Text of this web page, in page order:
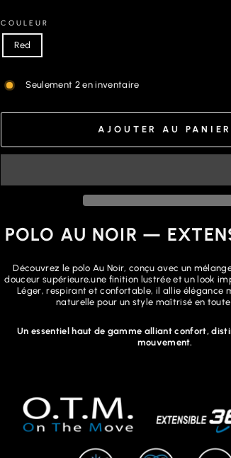
COULEUR
Red
Seulement 2 en inventaire
AJOUTER AU PANIER
POLO AU NOIR —
Découvrez le polo Au Noir, conçu avec un
douceur supérieure,une finition lustrée et un look
Léger, respirant et confortable, il allie élégance
naturelle pour un style maîtrisé en toute
Un essentiel haut de gamme alliant confort,
mouvement.